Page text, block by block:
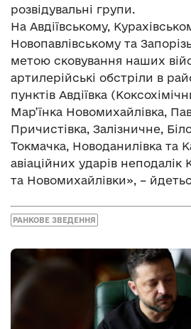
розвідувальні групи.
На Авдіївському,
Новопавлівському та
метою сковування наших
артилерійські обстріли в
пунктів Авдіївка
Мар’їнка Новомихайлівка,
Причистівка, Залізничне,
Токмачка, Новоданилівка та
авіаційних ударів неподалік
та Новомихайлівки», –
РАНКОВЕ ЗВЕДЕННЯ